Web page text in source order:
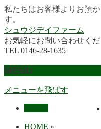
私たちはお客様よりお預
す。
シュウジデイファーム
お気軽にお問い合わせく
TEL 0146-28-1635
MENU
メニューを飛ばす
HOME »